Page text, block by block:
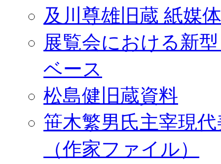
及川尊雄旧蔵 紙媒
展覧会における新
ベース
松島健旧蔵資料
笹木繁男氏主宰現
（作家ファイル）